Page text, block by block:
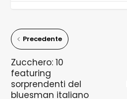
Precedente
Zucchero: 10
featuring
sorprendenti del
bluesman italiano